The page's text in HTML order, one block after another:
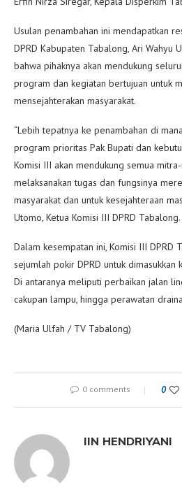
Usulan penambahan ini mendapatkan
DPRD Kabupaten Tabalong, Ari Wahyu
bahwa pihaknya akan mendukung
program dan kegiatan bertujuan untuk
mensejahterakan masyarakat.
“Lebih tepatnya ke penambahan di
program prioritas Pak Bupati dan
Komisi III akan mendukung semua
melaksanakan tugas dan fungsinya
masyarakat dan untuk kesejahteraan
Utomo, Ketua Komisi III DPRD Tabalong.
Dalam kesempatan ini, Komisi III DPRD
sejumlah pokir DPRD untuk
Di antaranya meliputi perbaikan jalan
cakupan lampu, hingga perawatan
(Maria Ulfah / TV Tabalong)
0 comments 0
IIN HENDRIYANI